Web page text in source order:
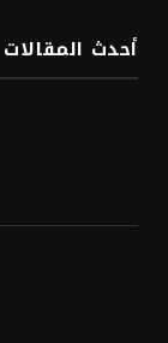
ترقب
أحدث المقالات